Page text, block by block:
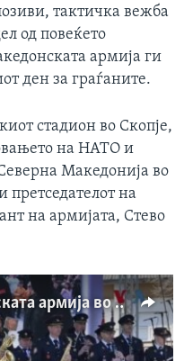
тактичка вежба
од повеќето
армија ги
ден за граѓаните.
стадион во Скопје,
на НАТО и
Македонија во
претседателот на
на армијата, Стево
Отворен ден на македонската армија во Скопје: Показни вежби, оружје, опрема и војнички грав